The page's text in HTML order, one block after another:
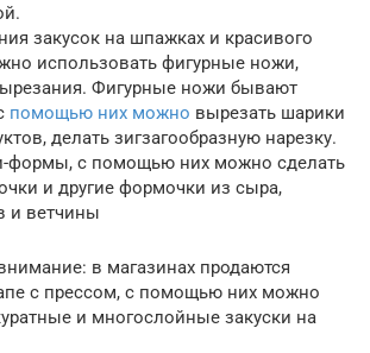
закусок на шпажках и красивого
использовать фигурные ножи,
Фигурные ножи бывают
помощью них можно вырезать шарики
делать зигзагообразную нарезку.
формы, с помощью них можно сделать
и другие формочки из сыра,
и ветчины
в магазинах продаются
с прессом, с помощью них можно
и многослойные закуски на